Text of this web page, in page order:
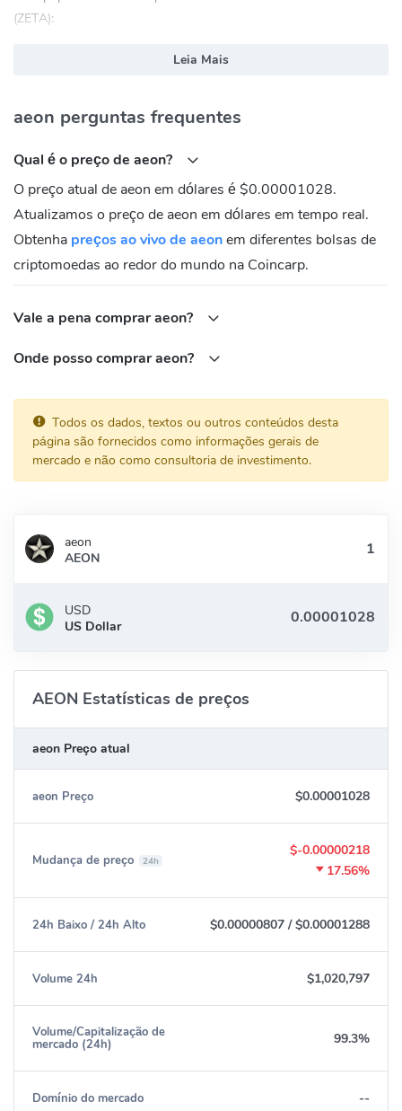
(ZETA):
Twitter:https://x.com/aeonframework
Qual é o endereço de contrato de aeon (AEON)?
Base: 0xBf8E8f0e8866a7052F948C16508644347c57aba3
Leia Mais
aeon perguntas frequentes
Qual é o preço de aeon?
O preço atual de aeon em dólares é $0.00001028.
Atualizamos o preço de aeon em dólares em tempo real.
Obtenha preços ao vivo de aeonem diferentes bolsas de
criptomoedas ao redor do mundo na Coincarp.
Vale a pena comprar aeon?
Onde posso comprar aeon?
Todos os dados, textos ou outros conteúdos desta
página são fornecidos como informações gerais de
mercado e não como consultoria de investimento.
aeon
AEON
USD
US Dollar
AEON Estatísticas de preços
aeon Preço atual
aeon Preço $0.00001028
Mudança de preço 24h
$-0.00000218
17.56%
24h Baixo / 24h Alto $0.00000807 /$0.00001288
Volume 24h $1,020,797
Volume/Capitalização de
mercado (24h) 99.3%
Domínio do mercado --